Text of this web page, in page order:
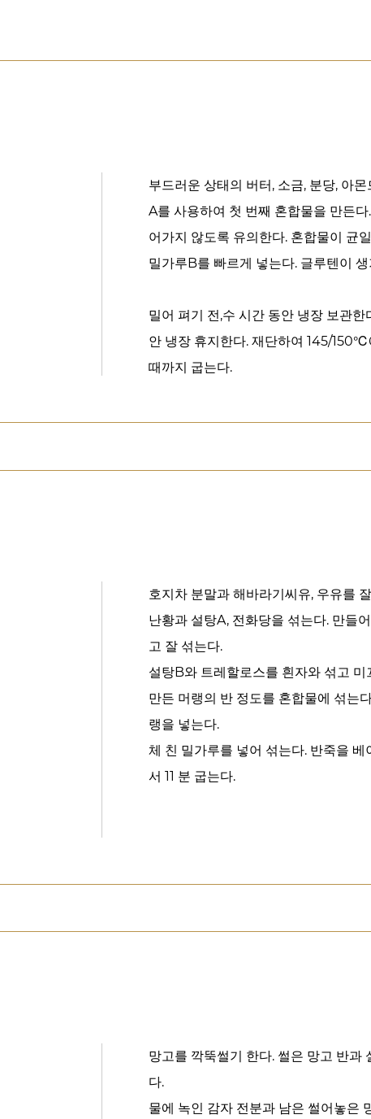
부드러운 상태의 버터, 소금, 분당, 아
A를 사용하여 첫 번째 혼합물을 만든
어가지 않도록 유의한다. 혼합물이 균
밀가루B를 빠르게 넣는다. 글루텐이
밀어 펴기 전,수 시간 동안 냉장 보관
안 냉장 휴지한다. 재단하여 145/
때까지 굽는다.
호지차 분말과 해바라기씨유, 우유를
난황과 설탕A, 전화당을 섞는다. 만들
고 잘 섞는다.
설탕B와 트레할로스를 흰자와 섞고 미
만든 머랭의 반 정도를 혼합물에 섞는
랭을 넣는다.
체 친 밀가루를 넣어 섞는다. 반죽을
서 11 분 굽는다.
망고를 깍뚝썰기 한다. 썰은 망고 반과
다.
물에 녹인 감자 전분과 남은 썰어놓은